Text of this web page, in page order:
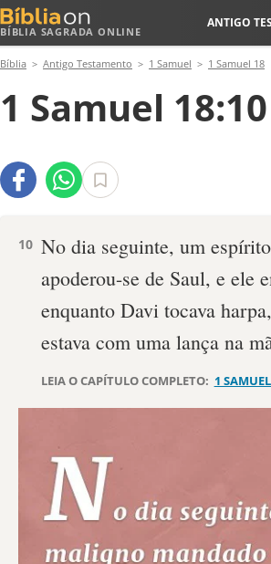
BÍBLIA SAGRADA ONLINE
ANTIGO
Bíblia Antigo Testamento 1 Samuel 1 Samuel 18
1 Samuel 18:10
10 No dia seguinte, um
apoderou-se de Saul, e ele
enquanto Davi tocava
estava com uma lança na
LEIA O CAPÍTULO COMPLETO: 1